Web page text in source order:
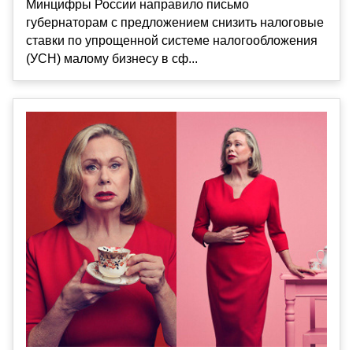
Минцифры России направило письмо
губернаторам с предложением снизить налоговые
ставки по упрощенной системе налогообложения
(УСН) малому бизнесу в сф...